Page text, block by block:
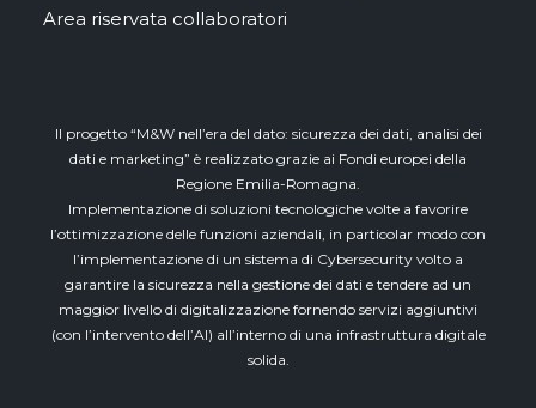
Area riservata collaboratori
Il progetto “M&W nell’era del dato: sicurezza dei dati, analisi dei
dati e marketing” è realizzato grazie ai Fondi europei della
Regione Emilia-Romagna.
Implementazione di soluzioni tecnologiche volte a favorire
l’ottimizzazione delle funzioni aziendali, in particolar modo con
l’implementazione di un sistema di Cybersecurity volto a
garantire la sicurezza nella gestione dei dati e tendere ad un
maggior livello di digitalizzazione fornendo servizi aggiuntivi
(con l’intervento dell’AI) all’interno di una infrastruttura digitale
solida.